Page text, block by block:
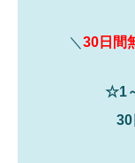
＼ 30日間
☆1
30